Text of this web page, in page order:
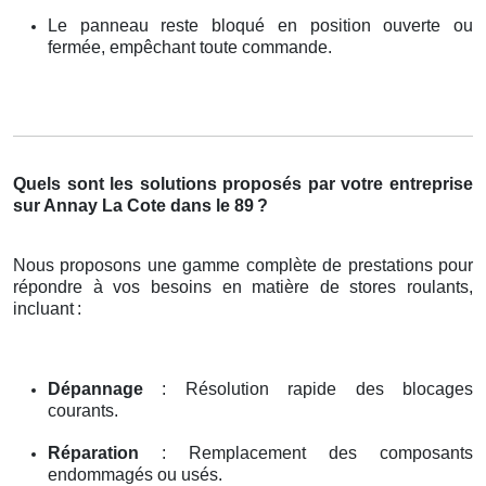
Le panneau reste bloqué en position ouverte ou
fermée, empêchant toute commande.
Quels sont les solutions proposés par votre entreprise
sur Annay La Cote dans le 89 ?
Nous proposons une gamme complète de prestations pour
répondre à vos besoins en matière de stores roulants,
incluant :
Dépannage : Résolution rapide des blocages
courants.
Réparation : Remplacement des composants
endommagés ou usés.